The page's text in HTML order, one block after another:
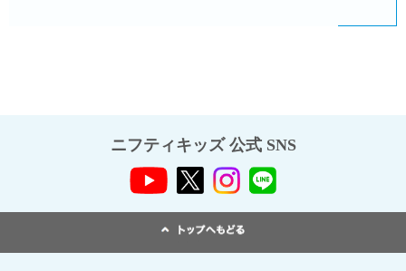
ニフティキッズ 公式 SNS